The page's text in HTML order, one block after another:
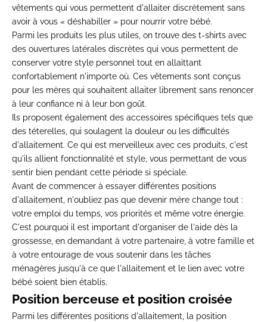
vêtements qui vous permettent d'allaiter discrètement sans
avoir à vous « déshabiller » pour nourrir votre bébé.
Parmi les produits les plus utiles, on trouve des t-shirts avec
des ouvertures latérales discrètes qui vous permettent de
conserver votre style personnel tout en allaittant
confortablement n'importe où. Ces vêtements sont conçus
pour les mères qui souhaitent allaiter librement sans renoncer
à leur confiance ni à leur bon goût.
Ils proposent également des accessoires spécifiques tels que
des téterelles, qui soulagent la douleur ou les difficultés
d'allaitement. Ce qui est merveilleux avec ces produits, c'est
qu'ils allient fonctionnalité et style, vous permettant de vous
sentir bien pendant cette période si spéciale.
Avant de commencer à essayer différentes positions
d'allaitement, n'oubliez pas que devenir mère change tout :
votre emploi du temps, vos priorités et même votre énergie.
C'est pourquoi il est important d'organiser de l'aide dès la
grossesse, en demandant à votre partenaire, à votre famille et
à votre entourage de vous soutenir dans les tâches
ménagères jusqu'à ce que l'allaitement et le lien avec votre
bébé soient bien établis.
Position berceuse et position croisée
Parmi les différentes positions d'allaitement, la position